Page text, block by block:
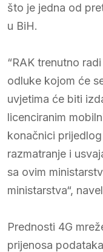
što je jedna od
u BiH.
“RAK trenutno
odluke kojom će
uvjetima će biti
licenciranim
konačnici
razmatranje i
sa ovim
ministarstva“,
Prednosti 4G
prijenosa